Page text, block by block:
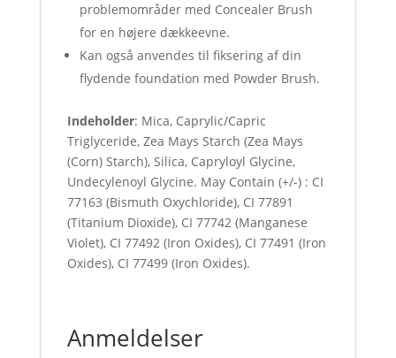
problemområder med Concealer Brush
for en højere dækkeevne.
Kan også anvendes til fiksering af din
flydende foundation med Powder Brush.
Indeholder: Mica, Caprylic/Capric
Triglyceride, Zea Mays Starch (Zea Mays
(Corn) Starch), Silica, Capryloyl Glycine,
Undecylenoyl Glycine. May Contain (+/-) : CI
77163 (Bismuth Oxychloride), CI 77891
(Titanium Dioxide), CI 77742 (Manganese
Violet), CI 77492 (Iron Oxides), CI 77491 (Iron
Oxides), CI 77499 (Iron Oxides).
Anmeldelser